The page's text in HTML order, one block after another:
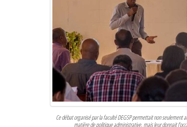
Ce débat organisé par la faculté DEGSP permettait non seulement
matière de politique administrative, mais leur donnait